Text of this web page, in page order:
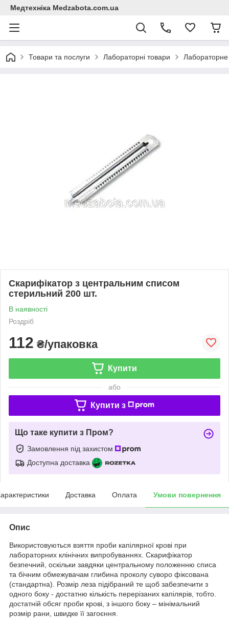
Медтехніка Medzabota.com.ua
Товари та послуги Лабораторні товари
Скарифікатор з центральним списом
стерильний 200 шт.
В наявності
Роздріб
112 ₴/упаковка
Купити
або
Купити з
Що таке купити з Пром?
Замовлення під захистом
Доступна доставка
Доставка Оплата Умови повернення
Опис
Використовуються взяття проби капілярної крові при
лабораторних клінічних випробуваннях. Скарифікатор
безпечний, оскільки завдяки центральному положенню списа
та бічним обмежувачам глибина проколу суворо фіксована
(стандартна). Розмір леза підібраний те щоб забезпечити з
одного боку - достатню кількість перерізаних капілярів, тобто.
достатній обсяг проби крові, з іншого боку – мінімальний
розмір рани, швидке її загоєння.